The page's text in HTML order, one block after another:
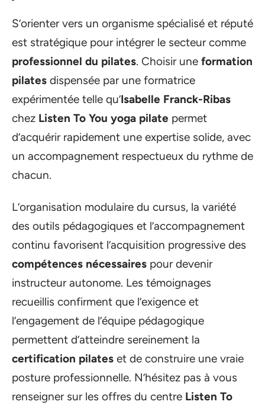
S’orienter vers un organisme spécialisé et réputé
est stratégique pour intégrer le secteur comme
professionnel du pilates. Choisir une formation
pilates dispensée par une formatrice
expérimentée telle qu’Isabelle Franck-Ribas
chez Listen To You yoga pilate permet
d’acquérir rapidement une expertise solide, avec
un accompagnement respectueux du rythme de
chacun.
L’organisation modulaire du cursus, la variété
des outils pédagogiques et l’accompagnement
continu favorisent l’acquisition progressive des
compétences nécessaires pour devenir
instructeur autonome. Les témoignages
recueillis confirment que l’exigence et
l’engagement de l’équipe pédagogique
permettent d’atteindre sereinement la
certification pilates et de construire une vraie
posture professionnelle. N’hésitez pas à vous
renseigner sur les offres du centre Listen To